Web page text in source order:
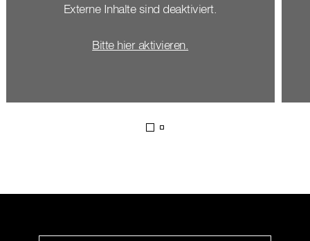
Externe Inhalte sind deaktiviert.
Bitte hier aktivieren.